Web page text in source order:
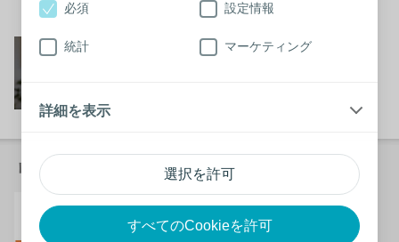
選択を許可
すべてのCookieを許可
必須 設定情報
統計 マーケティング
詳細を表示
閉じる
Working at Coloplast-コ
リンク
在日デンマーク商工会
議所（DCCJ）